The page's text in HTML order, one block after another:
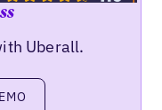
Uberall.